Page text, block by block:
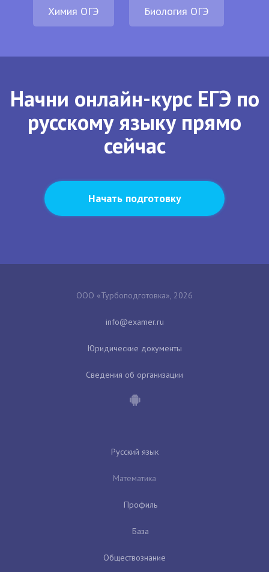
Химия ОГЭ Биология ОГЭ
Начни онлайн-курс ЕГЭ по
русскому языку прямо
сейчас
Начать подготовку
ООО «Турбоподготовка», 2026
Юридические документы
Сведения об организации
Русский язык
Математика
Профиль
База
Обществознание